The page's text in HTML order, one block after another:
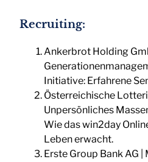
Recruiting:
Ankerbrot Holding
Initiative: Erfahrene
Österreichische
Unpersönliches
Wie das win2day
Leben erwacht.
Erste Group Bank AG